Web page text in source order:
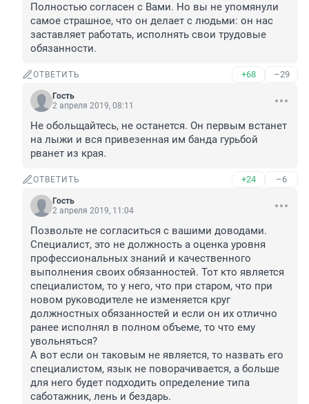
Полностью согласен с Вами. Но вы не упомянули
самое страшное, что он делает с людьми: он нас
заставляет работать, исполнять свои трудовые
обязанности.
ОТВЕТИТЬ +68 –29
Гость
2 апреля 2019, 08:11
Не обольщайтесь, не останется. Он первым встанет
на лыжи и вся привезенная им банда гурьбой
рванет из края.
ОТВЕТИТЬ +24 –6
Гость
2 апреля 2019, 11:04
Позвольте не согласиться с вашими доводами.
Специалист, это не должность а оценка уровня
профессиональных знаний и качественного
выполнения своих обязанностей. Тот кто является
специалистом, то у него, что при старом, что при
новом руководителе не изменяется круг
должностных обязанностей и если он их отлично
ранее исполнял в полном объеме, то что ему
увольняться?
А вот если он таковым не является, то назвать его
специалистом, язык не поворачивается, а больше
для него будет подходить определение типа
саботажник, лень и бездарь.